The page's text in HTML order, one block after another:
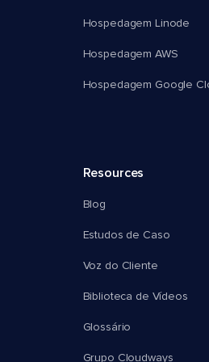
Hospedagem Linode
Hospedagem AWS
Hospedagem Google
Resources
Blog
Estudos de Caso
Voz do Cliente
Biblioteca de Vídeos
Glossário
Grupo Cloudways